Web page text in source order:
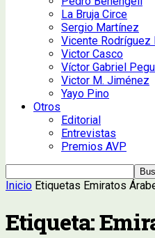
La Bruja Circe
Sergio Martínez
Vicente Rodríguez
Victor Casco
Víctor Gabriel
Victor M. Jiménez
Yayo Pino
Otros
Editorial
Entrevistas
Premios AVP
Inicio Etiquetas Emiratos
Etiqueta: